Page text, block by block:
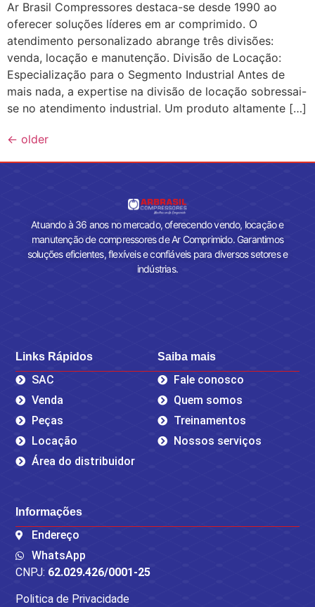
Ar Brasil Compressores destaca-se desde 1990 ao
oferecer soluções líderes em ar comprimido. O
atendimento personalizado abrange três divisões:
venda, locação e manutenção. Divisão de Locação:
Especialização para o Segmento Industrial Antes de
mais nada, a expertise na divisão de locação sobressai-
se no atendimento industrial. Um produto altamente […]
← older
Atuando à 36 anos no mercado, oferecendo vendo, locação e
manutenção de compressores de Ar Comprimido. Garantimos
soluções eficientes, flexíveis e confiáveis para diversos setores e
indústrias.
Links Rápidos
SAC
Venda
Peças
Locação
Área do distribuidor
Saiba mais
Fale conosco
Quem somos
Treinamentos
Nossos serviços
Informações
Endereço
WhatsApp
CNPJ: 62.029.426/0001-25
Politica de Privacidade